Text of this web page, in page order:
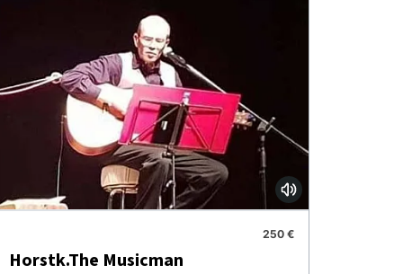
250 €
Horstk.The Musicman